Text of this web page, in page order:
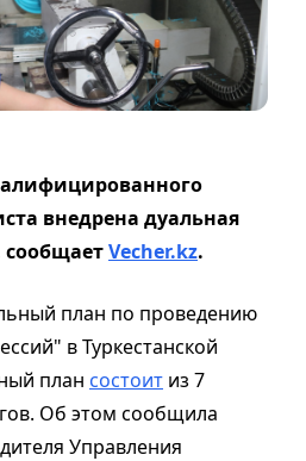
внедрена дуальная
сообщаетVecher.kz.
план по проведению
в Туркестанской
план состоит из 7
Об этом сообщила
Управления